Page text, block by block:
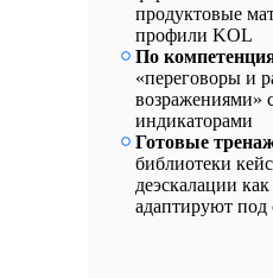
продуктовые
профили KOL
По
«переговоры и
возражениями»
индикаторами
Готовые
библиотеки
деэскалации как
адаптируют